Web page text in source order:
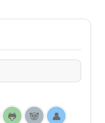
🐸 🐼
👤